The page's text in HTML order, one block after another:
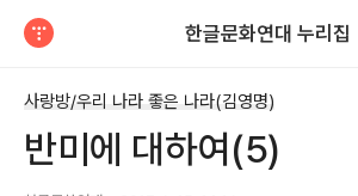
한글문화연대 누리집
사랑방/우리 나라 좋은 나라(김영명)
반미에 대하여(5)